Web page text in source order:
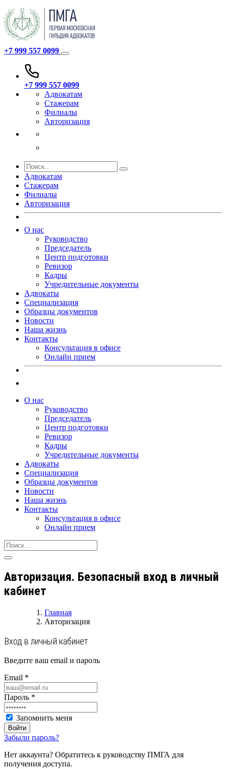
+7 999 557 0099
+7 999 557 0099
Адвокатам
Стажерам
Филиалы
Авторизация
Адвокатам
Стажерам
Филиалы
Авторизация
О нас
Руководство
Председатель
Центр подготовки
Ревизор
Кадры
Учредительные документы
Адвокаты
Специализация
Образцы документов
Новости
Наша жизнь
Контакты
Консультация в офисе
Онлайн прием
О нас
Руководство
Председатель
Центр подготовки
Ревизор
Кадры
Учредительные документы
Адвокаты
Специализация
Образцы документов
Новости
Наша жизнь
Контакты
Консультация в офисе
Онлайн прием
Авторизация. Безопасный вход в личный
кабинет
Главная
Авторизация
Вход в личный кабинет
Введите ваш email и пароль
Email *
Пароль *
Запомнить меня
Войти
Забыли пароль?
Нет аккаунта? Обратитесь к руководству ПМГА для
получения доступа.